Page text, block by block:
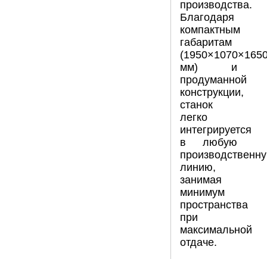
производства.
Благодаря
компактным
габаритам
мм) и
продуманной
конструкции,
станок
легко
интегрируется
в любую
линию,
занимая
минимум
пространства
при
максимальной
отдаче.